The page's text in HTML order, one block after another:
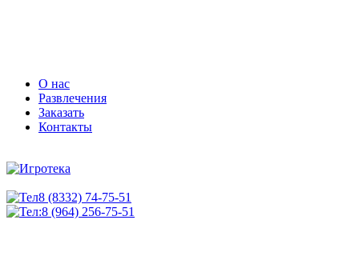
О нас
Развлечения
Заказать
Контакты
8 (8332) 74-75-51
8 (964) 256-75-51